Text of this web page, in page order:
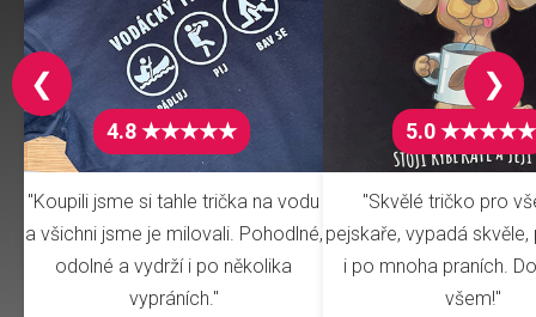
4.8 ★★★★★
"Koupili jsme si tahle trička na vodu
a všichni jsme je milovali. Pohodlné,
odolné a vydrží i po několika
vypráních."
5.0 ★★★★★
"Skvělé tričko pro
pejskaře, vypadá
i po mnoha praních.
všem!"
❮ ❯